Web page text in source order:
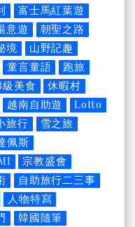
富士馬紅葉遊
意遊
朝聖之路
境
山野記趣
童言童語
跑旅
級美食
休暇村
越南自助遊
Lotto
旅行
雪之旅
佩斯
宗教盛會
自助旅行二三事
人物特寫
韓國隨筆